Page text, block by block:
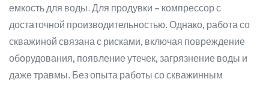
емкость для воды. Для продувки – компрессор с
достаточной производительностью. Однако, работа со
скважиной связана с рисками, включая повреждение
оборудования, появление утечек, загрязнение воды и
даже травмы. Без опыта работы со скважинным